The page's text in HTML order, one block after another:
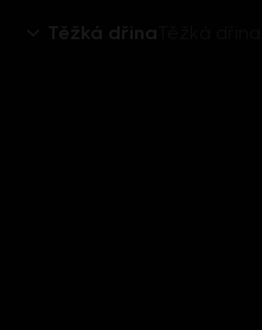
Těžká dřina